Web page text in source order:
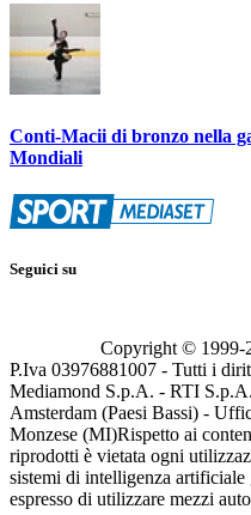
Conti-Macii di bronzo nella
Mondiali
Seguici su
Copyright © 1999-
P.Iva 03976881007 - Tutti i
Mediamond S.p.A. - RTI
Amsterdam (Paesi Bassi) -
Monzese (MI)Rispetto ai
riprodotti è vietata ogni
sistemi di intelligenza
espresso di utilizzare mezzi